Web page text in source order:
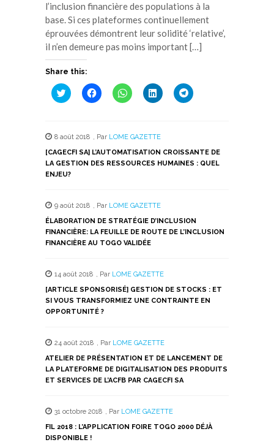
l’inclusion financière des populations à la
base. Si ces plateformes continuellement
éprouvées démontrent leur solidité ‘relative’,
il n’en demeure pas moins important […]
Share this:
Cliquez
pour
une
nouvelle
fenêtre)
Cliquez
pour
une
nouvelle
fenêtre)
Cliquez
pour
une
nouvelle
fenêtre)
Cliquez
pour
une
nouvelle
fenêtre)
Cliquez
pour
nouvelle
fenêtre)
8 août 2018 , Par LOME GAZETTE
[CAGECFI SA] L’AUTOMATISATION CROISSANTE DE
LA GESTION DES RESSOURCES HUMAINES : QUEL
ENJEU?
9 août 2018 , Par LOME GAZETTE
ÉLABORATION DE STRATÉGIE D’INCLUSION
FINANCIÈRE: LA FEUILLE DE ROUTE DE L’INCLUSION
FINANCIÈRE AU TOGO VALIDÉE
14 août 2018 , Par LOME GAZETTE
[ARTICLE SPONSORISÉ] GESTION DE STOCKS : ET
SI VOUS TRANSFORMIEZ UNE CONTRAINTE EN
OPPORTUNITÉ ?
24 août 2018 , Par LOME GAZETTE
ATELIER DE PRÉSENTATION ET DE LANCEMENT DE
LA PLATEFORME DE DIGITALISATION DES PRODUITS
ET SERVICES DE L’ACFB PAR CAGECFI SA
31 octobre 2018 , Par LOME GAZETTE
FIL 2018 : L’APPLICATION FOIRE TOGO 2000 DÉJÀ
DISPONIBLE !